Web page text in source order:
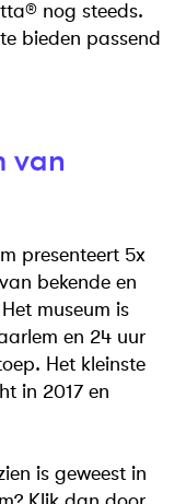
nog steeds.
bieden passend
van
presenteert 5x
bekende en
museum is
en 24 uur
Het kleinste
in 2017 en
is geweest in